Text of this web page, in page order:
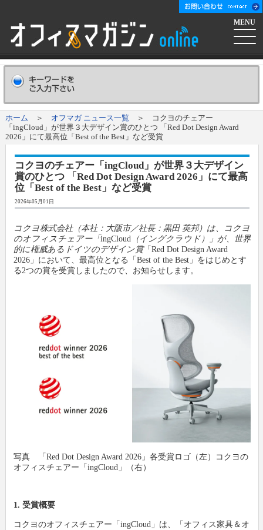
MENU
ホーム
会社概要Company
広告掲載についてAdvertising
新聞購読申し込み Subscribe
コンテンツ
オフマガニュース
メーカー発信ニュースリリース
文具動画紹介
文具ミニミニ歴史館
業界情報リンク集
メーカー
各種団体
オフィスマガジン社について
新聞購読申し込み
広告掲載について
お問い合わせ
プライバシーポリシー
ホーム ＞ オフマガ ニュース一覧 ＞ コクヨのチェアー
「ingCloud」が世界３大デザイン賞のひとつ 「Red Dot Design Award
2026」にて最高位「Best of the Best」など受賞
コクヨのチェアー「ingCloud」が世界３大デザイン
賞のひとつ 「Red Dot Design Award 2026」にて最高
位「Best of the Best」など受賞
2026年05月01日
コクヨ株式会社（本社：大阪市／社長：黒田 英邦）は、コクヨ
のオフィスチェアー「ingCloud（イングクラウド）」が、世界
的に権威あるドイツのデザイン賞「Red Dot Design Award
2026」において、最高位となる「Best of the Best」をはじめとす
る2つの賞を受賞しましたので、お知らせします。
写真 「Red Dot Design Award 2026」各受賞ロゴ（左）コクヨの
オフィスチェアー「ingCloud」（右）
1. 受賞概要
コクヨのオフィスチェアー「ingCloud」は、「オフィス家具＆オ